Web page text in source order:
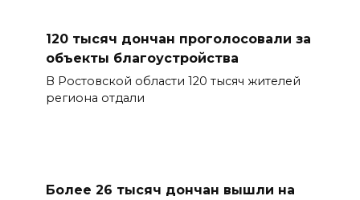
120 тысяч дончан проголосовали за
объекты благоустройства
В Ростовской области 120 тысяч жителей
региона отдали
Более 26 тысяч дончан вышли на